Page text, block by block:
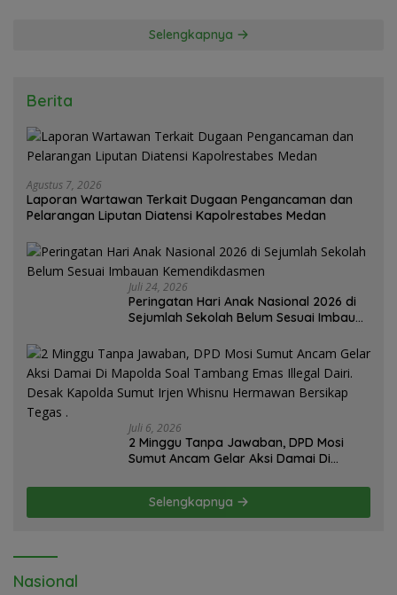
Selengkapnya
Berita
Agustus 7, 2026
Laporan Wartawan Terkait Dugaan Pengancaman dan
Pelarangan Liputan Diatensi Kapolrestabes Medan
Juli 24, 2026
Peringatan Hari Anak Nasional 2026 di
Sejumlah Sekolah Belum Sesuai Imbauan
Juli 6, 2026
2 Minggu Tanpa Jawaban, DPD Mosi
Sumut Ancam Gelar Aksi Damai Di
Dairi. Desak Kapolda Sumut Irjen
Whisnu Hermawan Bersikap Tegas .
Selengkapnya
Nasional